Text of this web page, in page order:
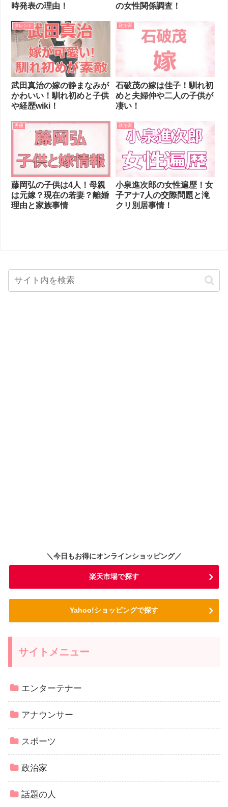
時発表の理由！ の女性関係調査！
タレント
武田真治の嫁の静まなみが
かわいい！馴れ初めと子供
や経歴wiki！
政治家
石破茂の嫁は佳子！馴れ初
めと夫婦仲や二人の子供が
凄い！
男優
藤岡弘の子供は4人！母親
は元嫁？現在の若妻？離婚
理由と家族事情
政治家
小泉進次郎の女性遍歴！女
子アナ7人の交際問題と滝
クリ別居事情！
＼今日もお得にオンラインショッピング／
楽天市場で探す
Yahoo!ショッピングで探す
サイトメニュー
エンターテナー
アナウンサー
スポーツ
政治家
話題の人